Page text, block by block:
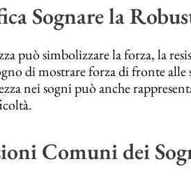
Sognare la
può simbolizzare la forza, la
di mostrare forza di fronte alle
nei sogni può anche
Comuni dei